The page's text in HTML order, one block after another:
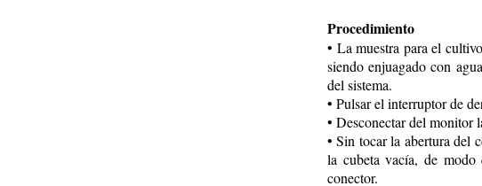
Procedimiento
• La muestra para el
siendo enjuagado con
del sistema.
• Pulsar el interruptor de
• Desconectar del monitor
• Sin tocar la abertura del
la cubeta vacía, de
conector.